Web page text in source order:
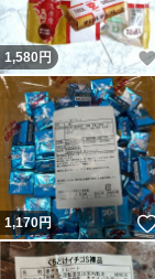
1,580円
1,170円